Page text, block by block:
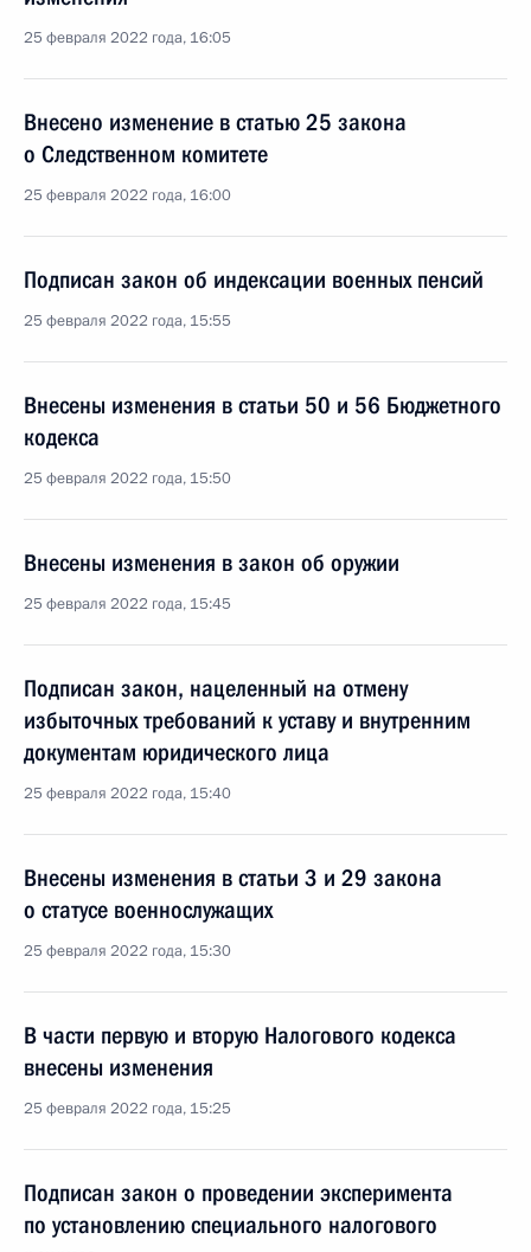
25 февраля 2022 года, 16:05
Внесено изменение в статью 25 закона
о Следственном комитете
25 февраля 2022 года, 16:00
Подписан закон об индексации военных пенсий
25 февраля 2022 года, 15:55
Внесены изменения в статьи 50 и 56 Бюджетного
кодекса
25 февраля 2022 года, 15:50
Внесены изменения в закон об оружии
25 февраля 2022 года, 15:45
Подписан закон, нацеленный на отмену
избыточных требований к уставу и внутренним
документам юридического лица
25 февраля 2022 года, 15:40
Внесены изменения в статьи 3 и 29 закона
о статусе военнослужащих
25 февраля 2022 года, 15:30
В части первую и вторую Налогового кодекса
внесены изменения
25 февраля 2022 года, 15:25
Подписан закон о проведении эксперимента
по установлению специального налогового